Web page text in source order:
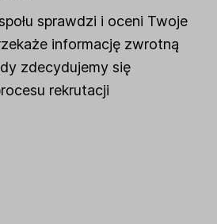
sprawdzi i oceni Twoje
informację zwrotną
zdecydujemy się
rekrutacji